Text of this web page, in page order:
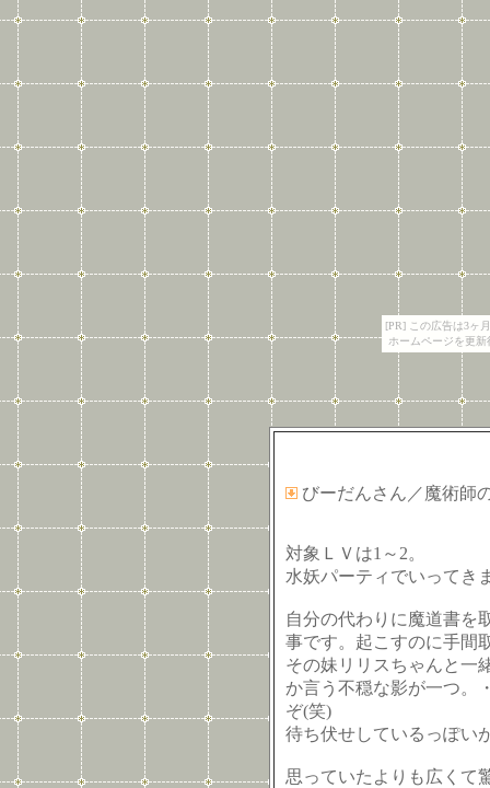
[PR] この広告は3ヶ
ホームページを更
びーだんさん／魔術師
対象ＬＶは1～2。
水妖パーティでいってき
自分の代わりに魔道書を
事です。起こすのに手間
その妹リリスちゃんと一
か言う不穏な影が一つ。
ぞ(笑)
待ち伏せしているっぽい
思っていたよりも広くて